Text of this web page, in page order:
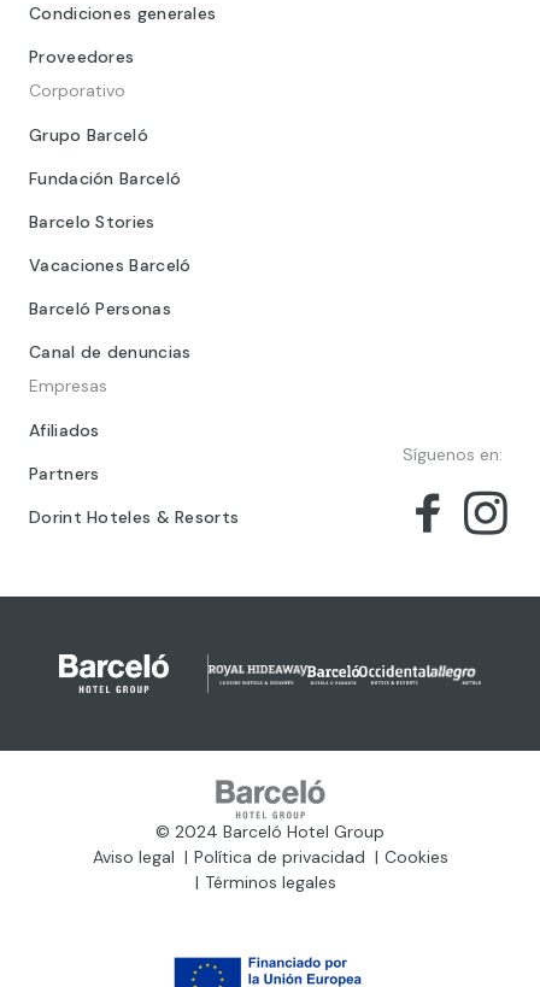
Condiciones generales
Proveedores
Corporativo
Grupo Barceló
Fundación Barceló
Barcelo Stories
Vacaciones Barceló
Barceló Personas
Canal de denuncias
Empresas
Afiliados
Partners
Dorint Hoteles & Resorts
Síguenos en:
© 2024 Barceló Hotel Group
Aviso legal
Política de privacidad
Cookies
Términos legales